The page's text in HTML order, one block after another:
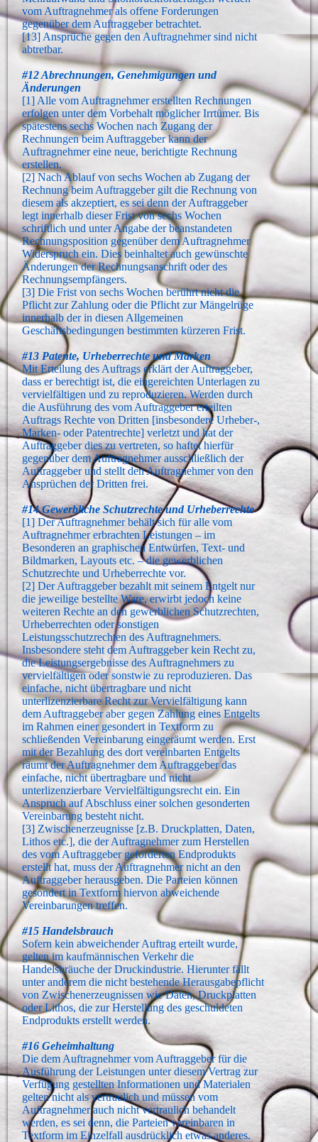
vom Auftragnehmer als offene Forderungen
gegenüber dem Auftraggeber betrachtet.
[13] Ansprüche gegen den Auftragnehmer sind nicht
abtretbar.
#12 Abrechnungen, Genehmigungen und
Änderungen
[1] Alle vom Auftragnehmer erstellten Rechnungen
erfolgen unter dem Vorbehalt möglicher Irrtümer. Bis
spätestens sechs Wochen nach Zugang der
Rechnungen beim Auftraggeber kann der
Auftragnehmer eine neue, berichtigte Rechnung
erstellen.
[2] Nach Ablauf von sechs Wochen ab Zugang der
Rechnung beim Auftraggeber gilt die Rechnung von
diesem als akzeptiert, es sei denn der Auftraggeber
legt innerhalb dieser Frist von sechs Wochen
schriftlich und unter Angabe der beanstandeten
Rechnungsposition gegenüber dem Auftragnehmer
Widerspruch ein. Dies beinhaltet auch gewünschte
Änderungen der Rechnungsanschrift oder des
Rechnungsempfängers.
[3] Die Frist von sechs Wochen berührt nicht die
Pflicht zur Zahlung oder die Pflicht zur Mängelrüge
innerhalb der in diesen Allgemeinen
Geschäftsbedingungen bestimmten kürzeren Frist.
#13 Patente, Urheberrechte und Marken
Mit Erteilung des Auftrags erklärt der Auftraggeber,
dass er berechtigt ist, die eingereichten Unterlagen zu
vervielfältigen und zu reproduzieren. Werden durch
die Ausführung des vom Auftraggeber erteilten
Auftrags Rechte von Dritten [insbesondere Urheber-,
Marken- oder Patentrechte] verletzt und hat der
Auftraggeber dies zu vertreten, so haftet hierfür
gegenüber dem Auftragnehmer ausschließlich der
Auftraggeber und stellt den Auftragnehmer von den
Ansprüchen der Dritten frei.
#14 Gewerbliche Schutzrechte und Urheberrechte
[1] Der Auftragnehmer behält sich für alle vom
Auftragnehmer erbrachten Leistungen – im
Besonderen an graphischen Entwürfen, Text- und
Bildmarken, Layouts etc. – die gewerblichen
Schutzrechte und Urheberrechte vor.
[2] Der Auftraggeber bezahlt mit seinem Entgelt nur
die jeweilige bestellte Ware, erwirbt jedoch keine
weiteren Rechte an den gewerblichen Schutzrechten,
Urheberrechten oder sonstigen
Leistungsschutzrechten des Auftragnehmers.
Insbesondere steht dem Auftraggeber kein Recht zu,
die Leistungsergebnisse des Auftragnehmers zu
vervielfältigen oder sonstwie zu reproduzieren. Das
einfache, nicht übertragbare und nicht
unterlizenzierbare Recht zur Vervielfältigung kann
dem Auftraggeber aber gegen Zahlung eines Entgelts
im Rahmen einer gesondert in Textform zu
schließenden Vereinbarung eingeräumt werden. Erst
mit der Bezahlung des dort vereinbarten Entgelts
räumt der Auftragnehmer dem Auftraggeber das
einfache, nicht übertragbare und nicht
unterlizenzierbare Vervielfältigungsrecht ein. Ein
Anspruch auf Abschluss einer solchen gesonderten
Vereinbarung besteht nicht.
[3] Zwischenerzeugnisse [z.B. Druckplatten, Daten,
Lithos etc.], die der Auftragnehmer zum Herstellen
des vom Auftraggeber geforderten Endprodukts
erstellt hat, muss der Auftragnehmer nicht an den
Auftraggeber herausgeben. Die Parteien können
gesondert in Textform hiervon abweichende
Vereinbarungen treffen.
#15 Handelsbrauch
Sofern kein abweichender Auftrag erteilt wurde,
gelten im kaufmännischen Verkehr die
Handelsbräuche der Druckindustrie. Hierunter fällt
unter anderem die nicht bestehende Herausgabepflicht
von Zwischenerzeugnissen wie Daten, Druckplatten
oder Lithos, die zur Herstellung des geschuldeten
Endprodukts erstellt werden.
#16 Geheimhaltung
Die dem Auftragnehmer vom Auftraggeber für die
Ausführung der Leistungen unter diesem Vertrag zur
Verfügung gestellten Informationen und Materialen
gelten nicht als vertraulich und müssen vom
Auftragnehmer auch nicht vertraulich behandelt
werden, es sei denn, die Parteien vereinbaren in
Textform im Einzelfall ausdrücklich etwas anderes.